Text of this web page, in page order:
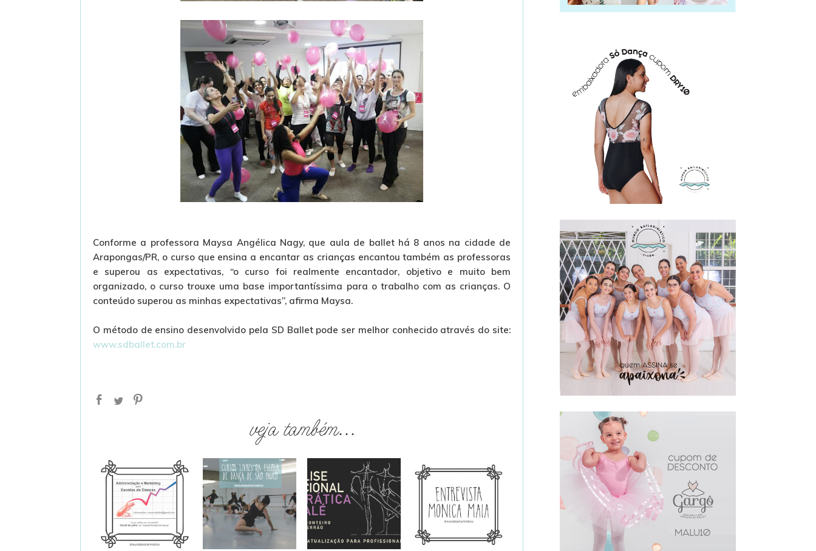
Conforme a professora Maysa Angélica Nagy, que aula de ballet há 8 anos na cidade de
Arapongas/PR, o curso que ensina a encantar as crianças encantou também as professoras
e superou as expectativas, “o curso foi realmente encantador, objetivo e muito bem
organizado, o curso trouxe uma base importantíssima para o trabalho com as crianças. O
conteúdo superou as minhas expectativas”, afirma Maysa.
O método de ensino desenvolvido pela SD Ballet pode ser melhor conhecido através do site:
www.sdballet.com.br
veja também...